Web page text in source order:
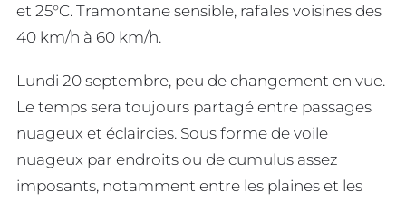
et 25°C. Tramontane sensible, rafales voisines des
40 km/h à 60 km/h.
Lundi 20 septembre, peu de changement en vue.
Le temps sera toujours partagé entre passages
nuageux et éclaircies. Sous forme de voile
nuageux par endroits ou de cumulus assez
imposants, notamment entre les plaines et les